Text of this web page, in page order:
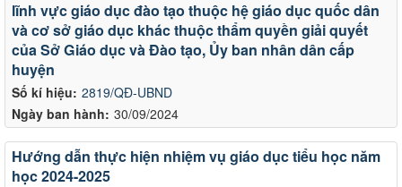
Số kí hiệu: 2819/QĐ-UBND
Ngày ban hành: 30/09/2024
lĩnh vực giáo dục đào tạo thuộc hệ giáo dục quốc dân
và cơ sở giáo dục khác thuộc thẩm quyền giải quyết
của Sở Giáo dục và Đào tạo, Ủy ban nhân dân cấp
huyện
Hướng dẫn thực hiện nhiệm vụ giáo dục tiểu học năm
học 2024-2025